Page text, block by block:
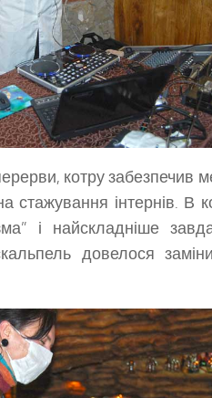
котру забезпечив
стажування інтернів. В
і найскладніше
довелося